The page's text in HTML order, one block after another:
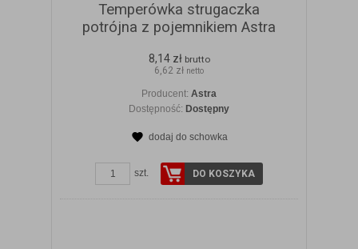
Temperówka strugaczka
potrójna z pojemnikiem Astra
8,14 zł brutto
6,62 zł netto
Producent: Astra
Dostępność: Dostępny
dodaj do schowka
szt. DO KOSZYKA